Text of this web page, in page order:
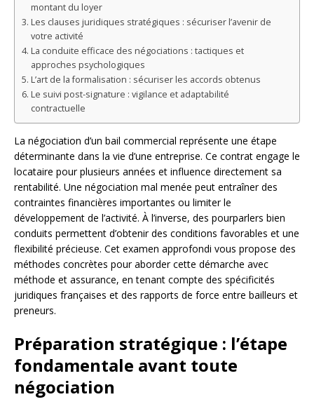
montant du loyer
Les clauses juridiques stratégiques : sécuriser l’avenir de
votre activité
La conduite efficace des négociations : tactiques et
approches psychologiques
L’art de la formalisation : sécuriser les accords obtenus
Le suivi post-signature : vigilance et adaptabilité
contractuelle
La négociation d’un bail commercial représente une étape
déterminante dans la vie d’une entreprise. Ce contrat engage le
locataire pour plusieurs années et influence directement sa
rentabilité. Une négociation mal menée peut entraîner des
contraintes financières importantes ou limiter le
développement de l’activité. À l’inverse, des pourparlers bien
conduits permettent d’obtenir des conditions favorables et une
flexibilité précieuse. Cet examen approfondi vous propose des
méthodes concrètes pour aborder cette démarche avec
méthode et assurance, en tenant compte des spécificités
juridiques françaises et des rapports de force entre bailleurs et
preneurs.
Préparation stratégique : l’étape
fondamentale avant toute
négociation